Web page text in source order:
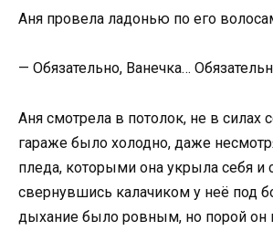
Аня провела ладонью по его
— Обязательно, Ванечка…
Аня смотрела в потолок, не в силах
гараже было холодно, даже
пледа, которыми она укрыла себя и
свернувшись калачиком у неё под
дыхание было ровным, но порой он